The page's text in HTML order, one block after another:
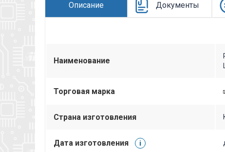
Описание Документы
Наименование
Торговая марка
Страна изготовления
Дата изготовления i